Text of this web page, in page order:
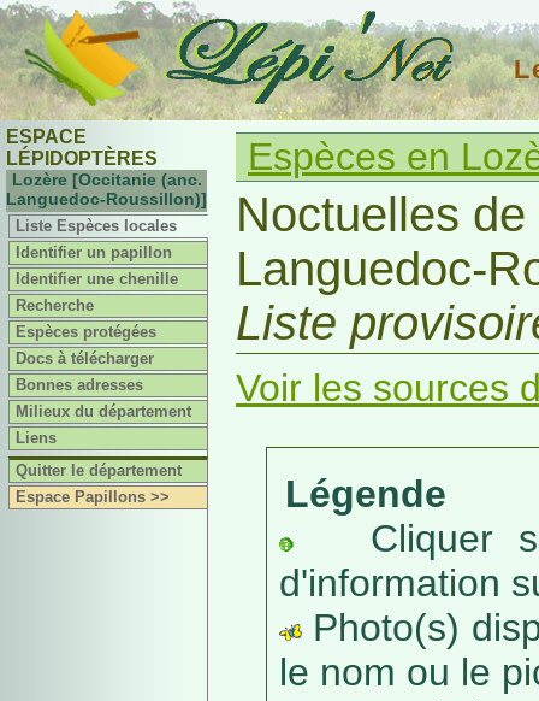
ESPACE
LÉPIDOPTÈRES
Lozère [Occitanie (anc.
Languedoc-Roussillon)]
Liste Espèces locales
Identifier un papillon
Identifier une chenille
Recherche
Espèces protégées
Docs à télécharger
Bonnes adresses
Milieux du département
Liens
Quitter le département
Espace Papillons >>
Espèces en
Noctuelles
Languedoc-
Liste
Voir les sources
Légende
Cliquer
d'information
Photo(s)
le nom ou le